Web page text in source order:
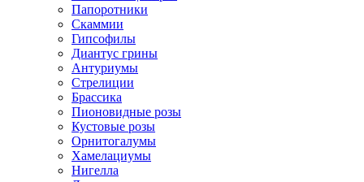
Папоротники
Скаммии
Гипсофилы
Диантус грины
Антуриумы
Стрелиции
Брассика
Пионовидные розы
Кустовые розы
Орнитогалумы
Хамелациумы
Нигелла